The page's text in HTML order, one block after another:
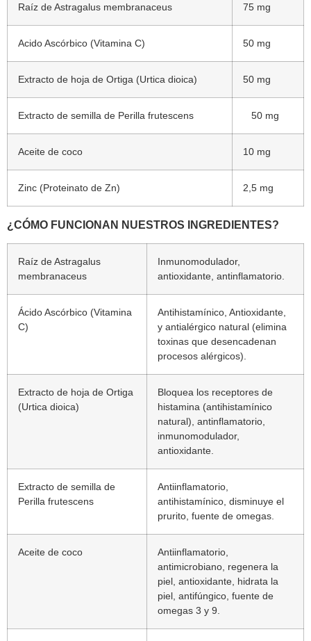
Raíz de Astragalus membranaceus 75 mg
Acido Ascórbico (Vitamina C) 50 mg
Extracto de hoja de Ortiga (Urtica dioica) 50 mg
Extracto de semilla de Perilla frutescens 50 mg
Aceite de coco 10 mg
Zinc (Proteinato de Zn) 2,5 mg
¿CÓMO FUNCIONAN NUESTROS INGREDIENTES?
Raíz de Astragalus
membranaceus
Inmunomodulador,
antioxidante, antinflamatorio.
Ácido Ascórbico (Vitamina
C)
Antihistamínico, Antioxidante,
y antialérgico natural (elimina
toxinas que desencadenan
procesos alérgicos).
Extracto de hoja de Ortiga
(Urtica dioica)
Bloquea los receptores de
histamina (antihistamínico
natural), antinflamatorio,
inmunomodulador,
antioxidante.
Extracto de semilla de
Perilla frutescens
Antiinflamatorio,
antihistamínico, disminuye el
prurito, fuente de omegas.
Aceite de coco
Antiinflamatorio,
antimicrobiano, regenera la
piel, antioxidante, hidrata la
piel, antifúngico, fuente de
omegas 3 y 9.